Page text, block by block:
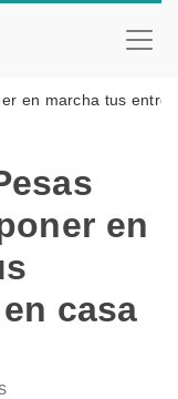
en marcha tus
en
casa